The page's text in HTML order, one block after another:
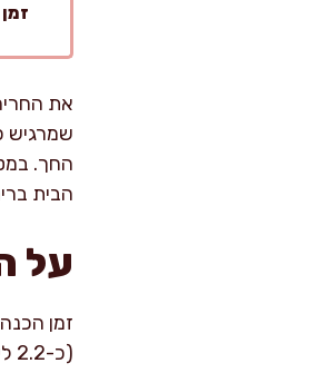
זמן
את
שמרגיש
החך.
הבית
על
(כ-2.2 ליטר).